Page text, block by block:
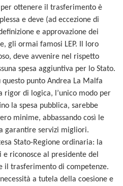
ottenere il trasferimento è
e deve (ad eccezione di
e approvazione dei
gli ormai famosi LEP. Il loro
deve avvenire nel rispetto
spesa aggiuntiva per lo Stato.
questo punto Andrea La Malfa
rigor di logica, l’unico modo per
la spesa pubblica, sarebbe
minime, abbassando così le
garantire servizi migliori.
Stato-Regione ordinaria: la
riconosce al presidente del
il trasferimento di competenze.
a tutela della coesione e